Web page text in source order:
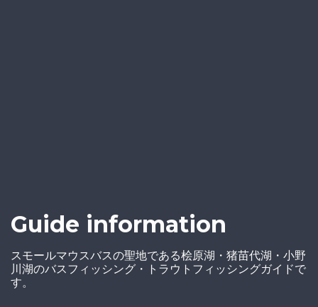
Guide information
スモールマウスバスの聖地である桧原湖・猪苗代湖・小野
川湖のバスフィッシング・トラウトフィッシングガイドで
す。